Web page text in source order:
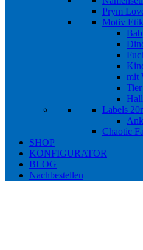
Prym
Motiv
mit
Labels
Chaotic
SHOP
KONFIGURATOR
BLOG
Nachbestellen